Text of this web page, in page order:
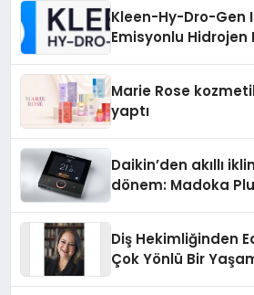
Kleen-Hy-Dro-Gen
Emisyonlu Hidrojen
Marie Rose
yaptı
Daikin’den akıllı
dönem: Madoka
Diş Hekimliğinden
Çok Yönlü Bir